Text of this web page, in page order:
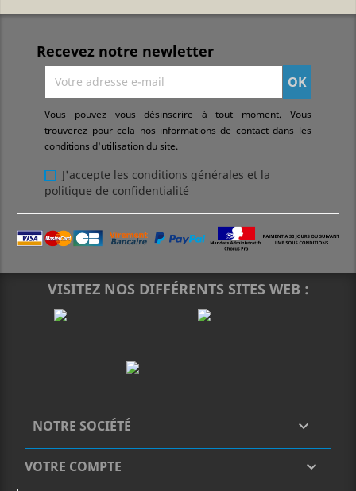
Recevez notre newletter
Vous pouvez vous désinscrire à tout moment. Vous
trouverez pour cela nos informations de contact dans les
conditions d'utilisation du site.
J'accepte les conditions générales et la
politique de confidentialité
VISITEZ NOS DIFFÉRENTS SITES WEB :
NOTRE SOCIÉTÉ 
VOTRE COMPTE 